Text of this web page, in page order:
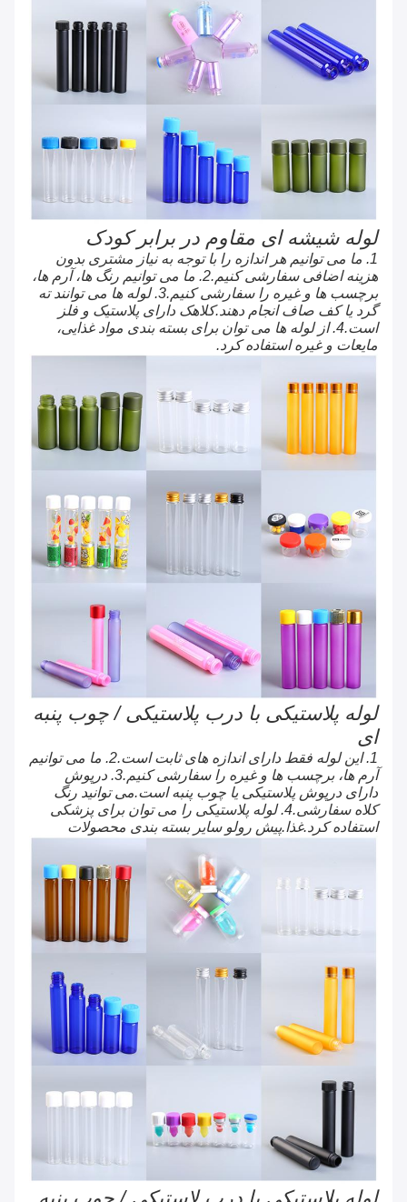
لوله شیشه ای مقاوم در برابر کودک
1. ما می توانیم هر اندازه را با توجه به نیاز مشتری بدون
هزینه اضافی سفارشی کنیم.2. ما می توانیم رنگ ها، آرم ها،
برچسب ها و غیره را سفارشی کنیم.3. لوله ها می توانند ته
گرد یا کف صاف انجام دهند.کلاهک دارای پلاستیک و فلز
است.4. از لوله ها می توان برای بسته بندی مواد غذایی،
مایعات و غیره استفاده کرد.
لوله پلاستیکی با درب پلاستیکی / چوب پنبه
ای
1. این لوله فقط دارای اندازه های ثابت است.2. ما می توانیم
آرم ها، برچسب ها و غیره را سفارشی کنیم.3. درپوش
دارای درپوش پلاستیکی یا چوب پنبه است.می توانید رنگ
کلاه سفارشی.4. لوله پلاستیکی را می توان برای پزشکی
استفاده کرد.غذا.پیش رولو سایر بسته بندی محصولات